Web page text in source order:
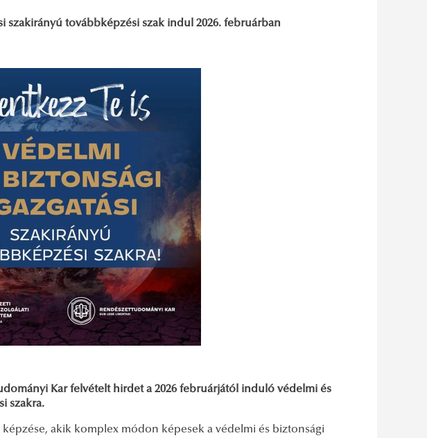
szakirányú továbbképzési szak indul 2026. februárban
Kar felvételt hirdet a 2026 februárjától induló védelmi és
szakra.
akik komplex módon képesek a védelmi és biztonsági